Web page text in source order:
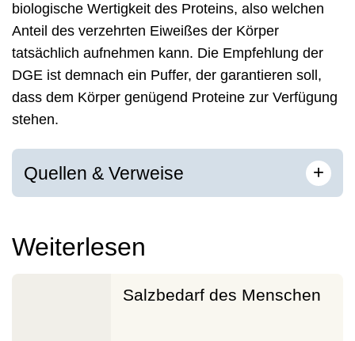
biologische Wertigkeit des Proteins, also welchen
Anteil des verzehrten Eiweißes der Körper
tatsächlich aufnehmen kann. Die Empfehlung der
DGE ist demnach ein Puffer, der garantieren soll,
dass dem Körper genügend Proteine zur Verfügung
stehen.
Quellen & Verweise +
Weiterlesen
Salzbedarf des Menschen